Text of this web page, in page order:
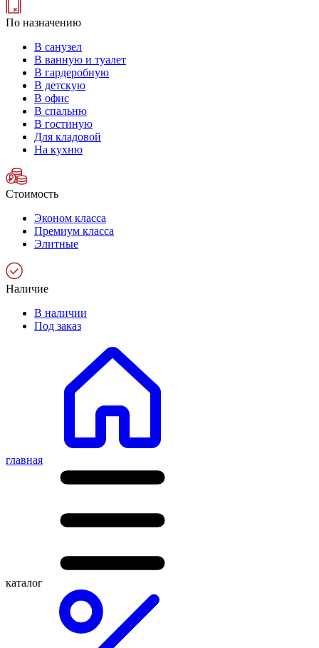
По назначению
В санузел
В ванную и туалет
В гардеробную
В детскую
В офис
В спальню
В гостиную
Для кладовой
На кухню
Стоимость
Эконом класса
Премиум класса
Элитные
Наличие
В наличии
Под заказ
главная
каталог